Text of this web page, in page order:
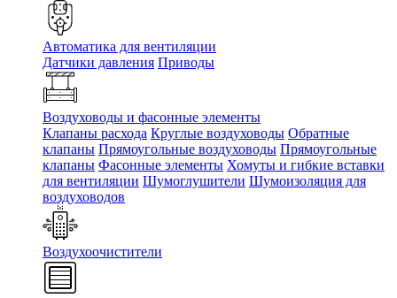
Автоматика для вентиляции
Датчики давления Приводы
Воздуховоды и фасонные элементы
Клапаны расхода Круглые воздуховоды Обратные
клапаны Прямоугольные воздуховоды Прямоугольные
клапаны Фасонные элементы Хомуты и гибкие вставки
для вентиляции Шумоглушители Шумоизоляция для
воздуховодов
Воздухоочистители